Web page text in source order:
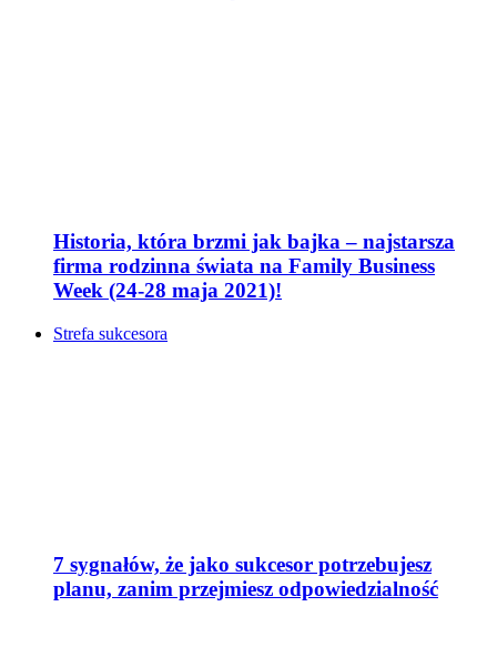
Historia, która brzmi jak bajka – najstarsza
firma rodzinna świata na Family Business
Week (24-28 maja 2021)!
Strefa sukcesora
7 sygnałów, że jako sukcesor potrzebujesz
planu, zanim przejmiesz odpowiedzialność